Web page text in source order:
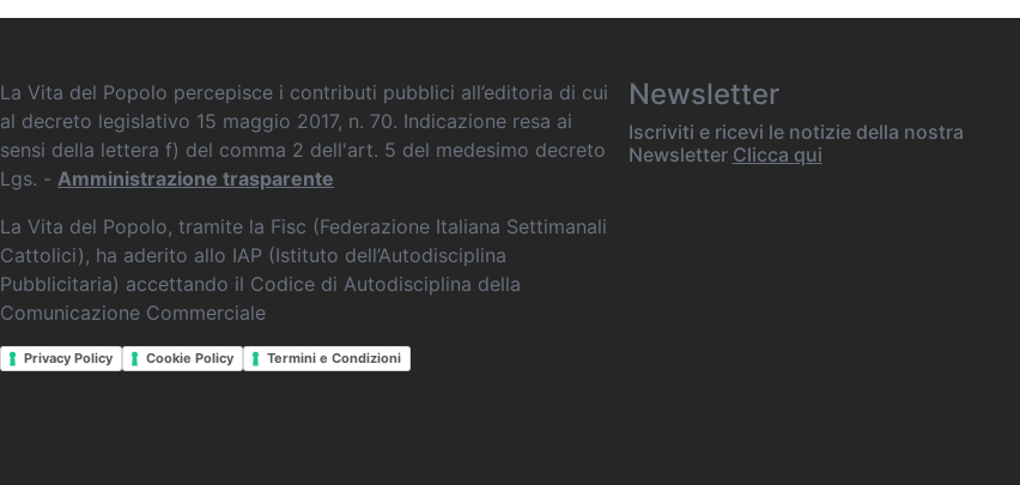
La Vita del Popolo percepisce i contributi pubblici all’editoria di cui
al decreto legislativo 15 maggio 2017, n. 70. Indicazione resa ai
sensi della lettera f) del comma 2 dell'art. 5 del medesimo decreto
Lgs. -Amministrazione trasparente
La Vita del Popolo, tramite la Fisc (Federazione Italiana Settimanali
Cattolici), ha aderito allo IAP (Istituto dell’Autodisciplina
Pubblicitaria) accettando il Codice di Autodisciplina della
Comunicazione Commerciale
Privacy Policy Cookie Policy Termini e Condizioni
Newsletter
Iscriviti e ricevi le notizie della nostra
Newsletter Clicca qui